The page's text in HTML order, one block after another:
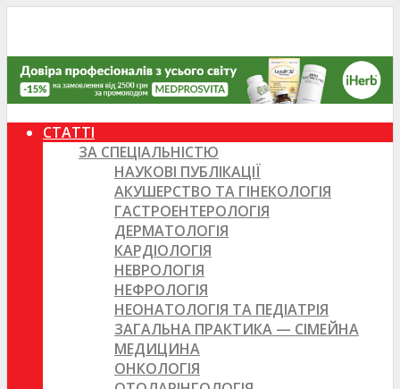
СТАТТІ
ЗА СПЕЦІАЛЬНІСТЮ
НАУКОВІ ПУБЛІКАЦІЇ
АКУШЕРСТВО ТА ГІНЕКОЛОГІЯ
ГАСТРОЕНТЕРОЛОГІЯ
ДЕРМАТОЛОГІЯ
КАРДІОЛОГІЯ
НЕВРОЛОГІЯ
НЕФРОЛОГІЯ
НЕОНАТОЛОГІЯ ТА ПЕДІАТРІЯ
ЗАГАЛЬНА ПРАКТИКА — СІМЕЙНА
МЕДИЦИНА
ОНКОЛОГІЯ